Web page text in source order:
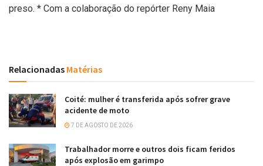
preso. * Com a colaboração do repórter Reny Maia
Relacionadas Matérias
Coité: mulher é transferida após sofrer grave
acidente de moto
7 DE AGOSTO DE 2026
Trabalhador morre e outros dois ficam feridos
após explosão em garimpo